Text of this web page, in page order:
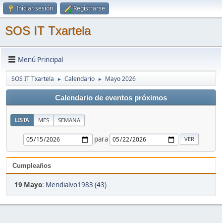
Iniciar sesión Registrarse
SOS IT Txartela
Menú Principal
SOS IT Txartela ► Calendario ► Mayo 2026
Calendario de eventos próximos
LISTA MES SEMANA
para
Cumpleaños
19 Mayo: Mendialvo1983 (43)